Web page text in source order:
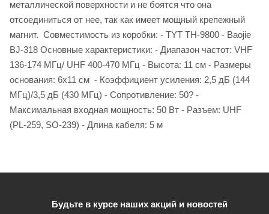
металлической поверхности и не боятся что она
отсоединиться от нее, так как имеет мощный крепежный
магнит. Совместимость из коробки: - TYT TH-9800 - Baojie
BJ-318 Основные характеристики: - Диапазон частот: VHF
136-174 МГц/ UHF 400-470 МГц - Высота: 11 см - Размеры
основания: 6х11 см - Коэффициент усиления: 2,5 дБ (144
МГц)/3,5 дБ (430 МГц) - Сопротивление: 50? -
Максимальная входная мощность: 50 Вт - Разъем: UHF
(PL-259, SO-239) - Длина кабеля: 5 м
Будьте в курсе наших акций и новостей